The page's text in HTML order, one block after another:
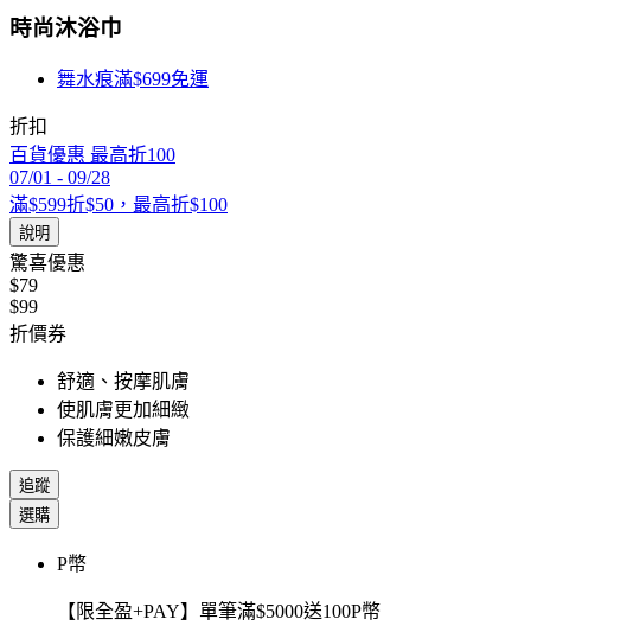
時尚沐浴巾
舞水痕滿$699免運
折扣
百貨優惠 最高折100
07/01 - 09/28
滿$599折$50，最高折$100
說明
驚喜優惠
$79
$99
折價券
舒適、按摩肌膚
使肌膚更加細緻
保護細嫩皮膚
追蹤
選購
P幣
【限全盈+PAY】單筆滿$5000送100P幣